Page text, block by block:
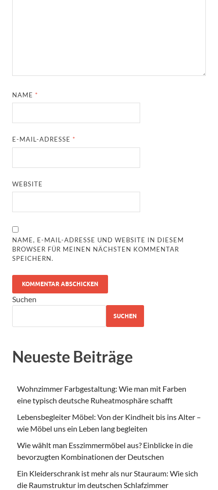
NAME *
E-MAIL-ADRESSE *
WEBSITE
NAME, E-MAIL-ADRESSE UND WEBSITE IN DIESEM
BROWSER FÜR MEINEN NÄCHSTEN KOMMENTAR
SPEICHERN.
Suchen
SUCHEN
Neueste Beiträge
Wohnzimmer Farbgestaltung: Wie man mit Farben
eine typisch deutsche Ruheatmosphäre schafft
Lebensbegleiter Möbel: Von der Kindheit bis ins Alter –
wie Möbel uns ein Leben lang begleiten
Wie wählt man Esszimmermöbel aus? Einblicke in die
bevorzugten Kombinationen der Deutschen
Ein Kleiderschrank ist mehr als nur Stauraum: Wie sich
die Raumstruktur im deutschen Schlafzimmer